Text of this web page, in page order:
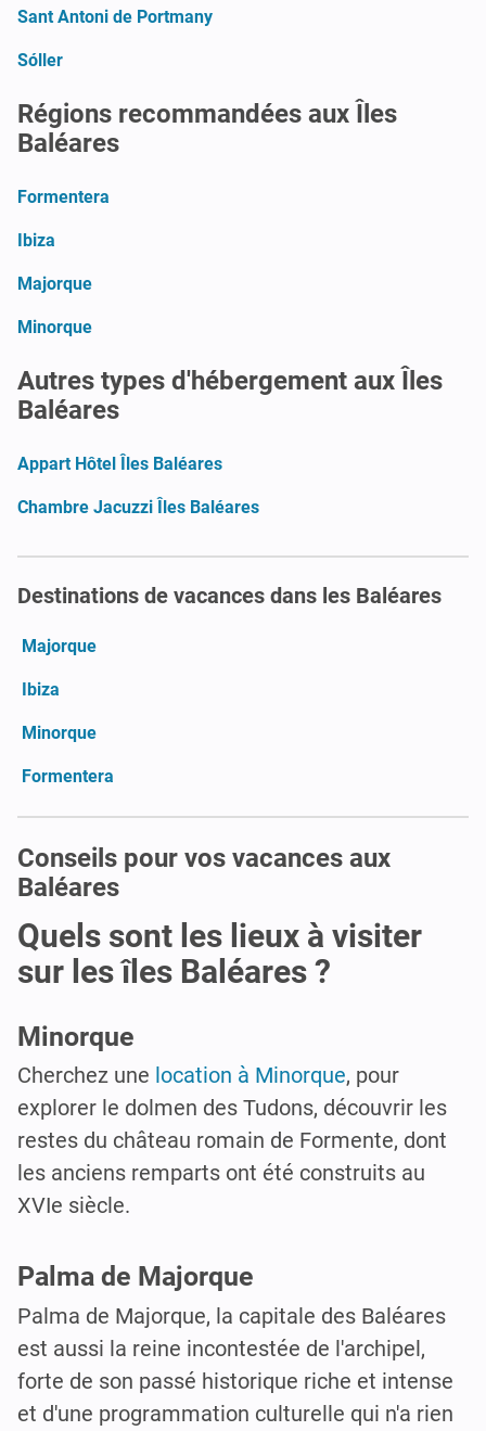
Sant Antoni de Portmany
Sóller
Régions recommandées aux Îles
Baléares
Formentera
Ibiza
Majorque
Minorque
Autres types d'hébergement aux Îles
Baléares
Appart Hôtel Îles Baléares
Chambre Jacuzzi Îles Baléares
Destinations de vacances dans les Baléares
Majorque
Ibiza
Minorque
Formentera
Conseils pour vos vacances aux
Baléares
Quels sont les lieux à visiter
sur les îles Baléares ?
Minorque
Cherchez une location à Minorque, pour
explorer le dolmen des Tudons, découvrir les
restes du château romain de Formente, dont
les anciens remparts ont été construits au
XVIe siècle.
Palma de Majorque
Palma de Majorque, la capitale des Baléares
est aussi la reine incontestée de l'archipel,
forte de son passé historique riche et intense
et d'une programmation culturelle qui n'a rien